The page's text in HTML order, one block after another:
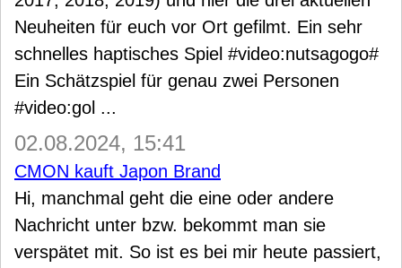
Neuheiten für euch vor Ort gefilmt. Ein sehr
schnelles haptisches Spiel #video:nutsagogo#
Ein Schätzspiel für genau zwei Personen
#video:gol ...
02.08.2024, 15:41
CMON kauft Japon Brand
Hi, manchmal geht die eine oder andere
Nachricht unter bzw. bekommt man sie
verspätet mit. So ist es bei mir heute passiert,